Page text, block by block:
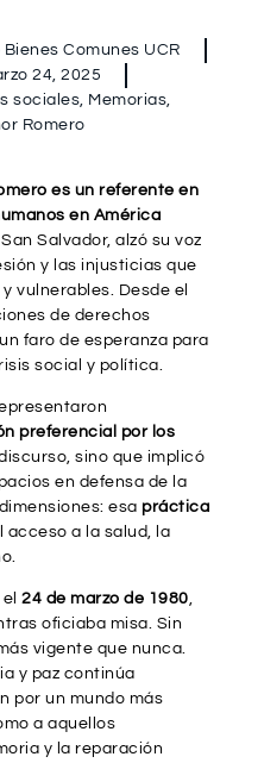
Comunes UCR
24, 2025
sociales, Memorias,
Romero
es un referente en
en América
Salvador, alzó su voz
y las injusticias que
vulnerables. Desde el
de derechos
faro de esperanza para
social y política.
preferencial por los
sino que implicó
en defensa de la
esa práctica
acceso a la salud, la
24 de marzo de 1980,
oficiaba misa. Sin
vigente que nunca.
y paz continúa
por un mundo más
a aquellos
y la reparación